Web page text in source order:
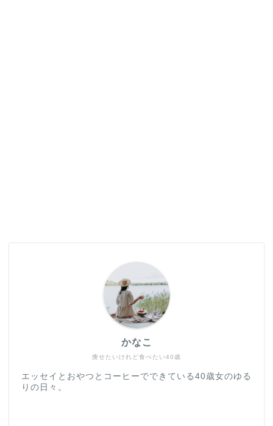
痩せたいけれど食べたい40歳
かなこ
エッセイとおやつとコーヒーでできている40歳女のゆる
りの日々。